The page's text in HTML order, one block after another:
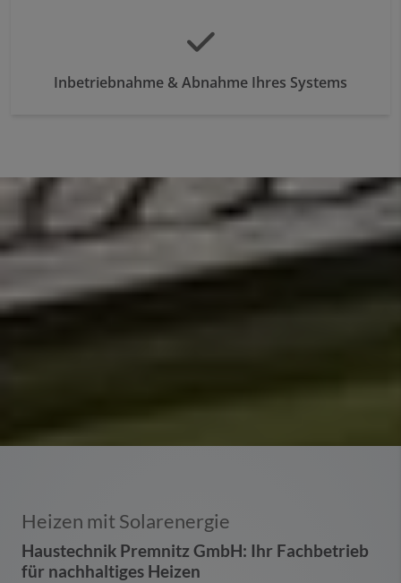
Inbetriebnahme & Abnahme Ihres Systems
Heizen mit Solarenergie
Haustechnik Premnitz GmbH: Ihr Fachbetrieb
für nachhaltiges Heizen